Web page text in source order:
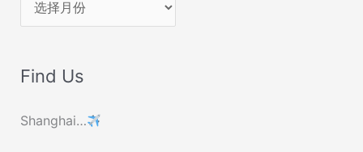
史
章
Find Us
Shanghai…